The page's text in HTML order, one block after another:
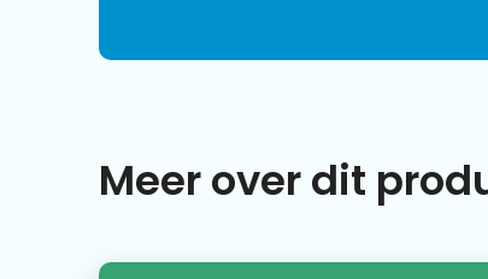
Meer over dit